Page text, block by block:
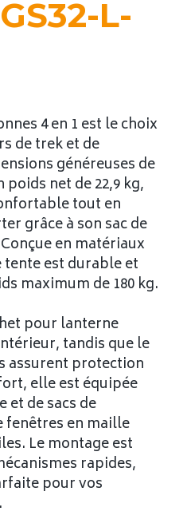
L-
4 en 1 est le choix
de trek et de
généreuses de
poids net de 22,9 kg,
tout en
grâce à son sac de
en matériaux
est durable et
maximum de 180 kg.
pour lanterne
tandis que le
assurent protection
elle est équipée
et de sacs de
fenêtres en maille
Le montage est
rapides,
pour vos